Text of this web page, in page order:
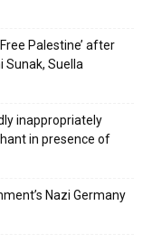
Palestine’ after
Sunak, Suella
inappropriately
in presence of
Nazi Germany